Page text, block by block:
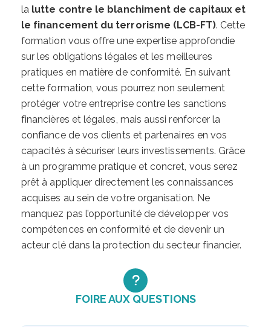
la lutte contre le blanchiment de capitaux et
le financement du terrorisme (LCB-FT). Cette
formation vous offre une expertise approfondie
sur les obligations légales et les meilleures
pratiques en matière de conformité. En suivant
cette formation, vous pourrez non seulement
protéger votre entreprise contre les sanctions
financières et légales, mais aussi renforcer la
confiance de vos clients et partenaires en vos
capacités à sécuriser leurs investissements. Grâce
à un programme pratique et concret, vous serez
prêt à appliquer directement les connaissances
acquises au sein de votre organisation. Ne
manquez pas l’opportunité de développer vos
compétences en conformité et de devenir un
acteur clé dans la protection du secteur financier.
FOIRE AUX QUESTIONS